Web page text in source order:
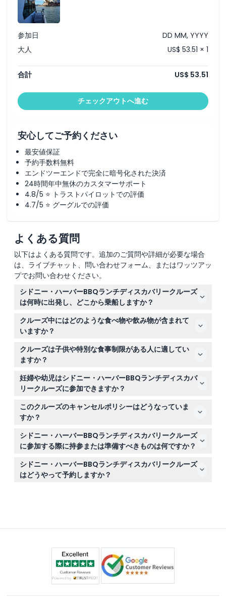
行き方
引換方法
キャンセルポリシー
参加日
DD MM, YYYY
大人
US$ 53.51 × 1
合計 US$ 53.51
チェックアウトへ進む
安心してご予約ください
最安値保証
予約手数料無料
エンドツーエンドで完全に暗号化された決済
24時間年中無休のカスタマーサポート
4.8/5 ⭐ トラストパイロットでの評価
4.7/5 ⭐ グーグルでの評価
よくある質問
以下はよくある質問です。追加のご質問や詳細が必要な場合
は、ライブチャット、問い合わせフォーム、またはワッツアッ
プでお問い合わせください。
シドニー・ハーバーBBQランチディスカバリークルーズ
は何時に出発し、どこから乗船しますか？
このクルーズは毎日12:00にサーキュラーキーのイースタ
ーポントーンから出発し、11:45から乗船が始まります。
クルーズを逃さないように少なくとも10分前には到着して
ください（変更の可能性がありますので、ご予約時にご確
認ください）。
クルーズ中にはどのような食べ物や飲み物が含まれて
いますか？
ビーフキャセロール、タイ風スパイシーチキンフィレ、エ
ビのシーフード等を含むビュッフェランチを船上でお楽し
みいただけます。無料のドリンクも含まれていますが、そ
の他の飲み物や個人的な費用は含まれていません。
クルーズは子供や特別な食事制限がある人に適してい
ますか？
5歳未満の子供は現地でチケットを購入する必要があり、
15歳未満の子供は有料の大人の付き添いが必要です。ご予
約時に申し出があれば、アレルギーやグルテン不耐症、ベ
ジタリアンなどの特別な食事制限にも対応可能です。
妊婦や幼児はシドニー・ハーバーBBQランチディスカバ
リークルーズに参加できますか？
このクルーズは妊婦や幼児（トドラー）には適していませ
んので、これらのグループの方は別のアクティビティをご
検討ください。
このクルーズのキャンセルポリシーはどうなっていま
すか？
シドニー・ハーバーBBQランチディスカバリークルーズの
チケットは返金不可でキャンセルできません。予約した日
時にチケットをご利用ください。
シドニー・ハーバーBBQランチディスカバリークルーズ
に参加する際に持参または準備すべきものは何ですか？
ハーバーの屋外なので、快適な服装と日焼け止めを持参し
てください。絶景を撮影するためのカメラもおすすめです
が、食事とドリンクは提供されるため、追加の食べ物や飲
シドニー・ハーバーBBQランチディスカバリークルーズ
はどうやって予約しますか？